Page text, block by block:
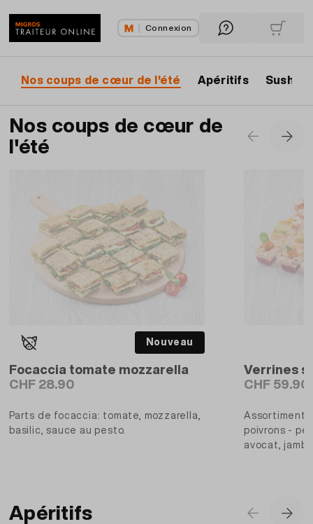
Connexion
Nos coups de cœur de l'été Apéritifs Sushis
Nos coups de cœur de
l'été
Nouveau
Focaccia tomate mozzarella
CHF 28.90
Parts de focaccia: tomate, mozzarella,
basilic, sauce au pesto.
Verrines
CHF 59.90
Assortiment
poivrons -
avocat,
Apéritifs